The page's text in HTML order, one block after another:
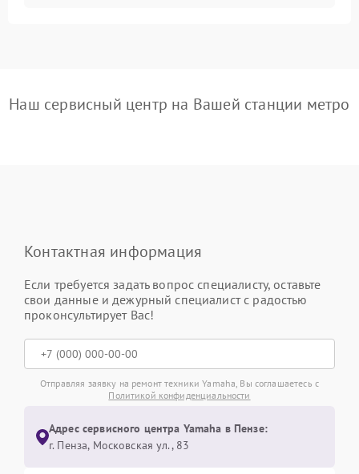
Наш сервисный центр на Вашей станции метро
Контактная информация
Если требуется задать вопрос специалисту, оставьте
свои данные и дежурный специалист с радостью
проконсультирует Вас!
Отправляя заявку на ремонт техники Yamaha, Вы соглашаетесь с
Политикой конфиденциальности
Адрес сервисного центра Yamaha в Пензе:
г. Пенза, Московская ул., 83